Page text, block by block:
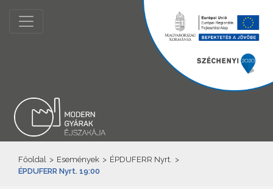
Főoldal > Események > ÉPDUFERR Nyrt. >
ÉPDUFERR Nyrt. 19:00